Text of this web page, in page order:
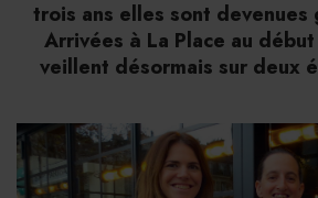
trois ans elles sont devenues
Arrivées à La Place au
veillent désormais sur deux